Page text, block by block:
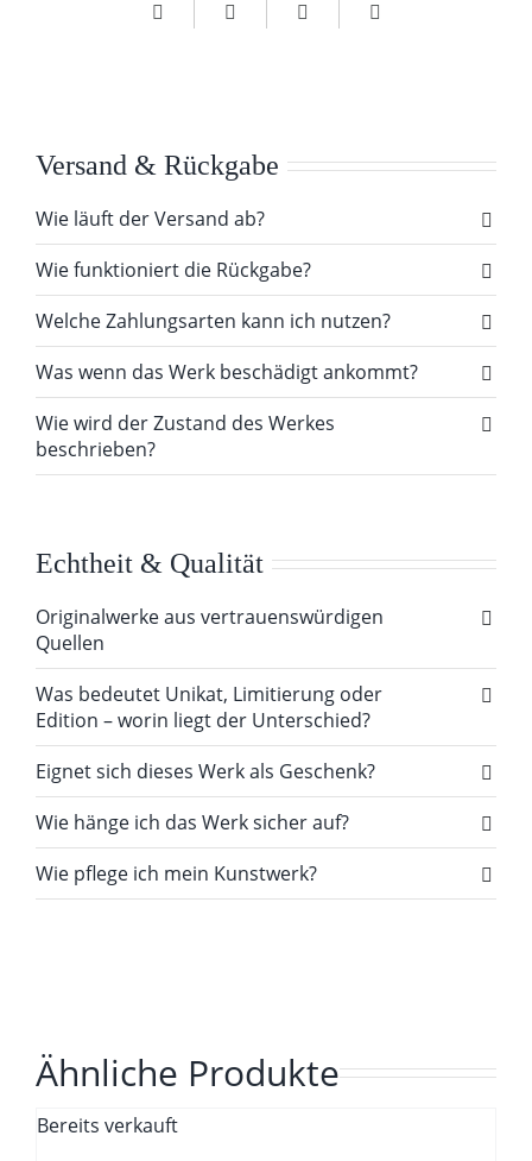
Versand & Rückgabe
Wie läuft der Versand ab?
Wie funktioniert die Rückgabe?
Welche Zahlungsarten kann ich nutzen?
Was wenn das Werk beschädigt ankommt?
Wie wird der Zustand des Werkes
beschrieben?
Echtheit & Qualität
Originalwerke aus vertrauenswürdigen
Quellen
Was bedeutet Unikat, Limitierung oder
Edition – worin liegt der Unterschied?
Eignet sich dieses Werk als Geschenk?
Wie hänge ich das Werk sicher auf?
Wie pflege ich mein Kunstwerk?
Ähnliche Produkte
Bereits verkauft